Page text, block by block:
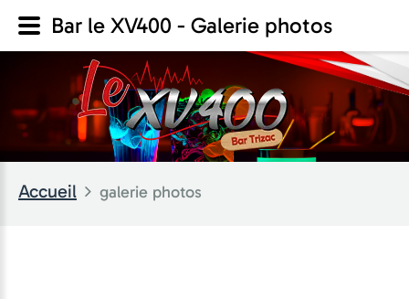
Accueil galerie photos
Bar le XV400 - Galerie photos